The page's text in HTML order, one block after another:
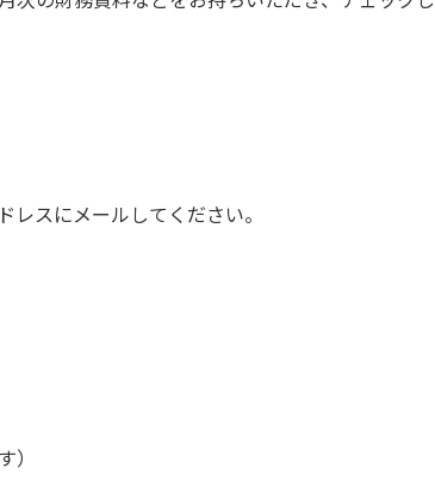
レスにメールしてください。
）